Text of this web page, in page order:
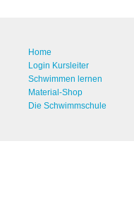
Home
Login Kursleiter
Schwimmen lernen
Material-Shop
Die Schwimmschule